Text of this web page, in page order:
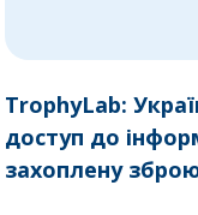
TrophyLab:
доступ до
захоплену